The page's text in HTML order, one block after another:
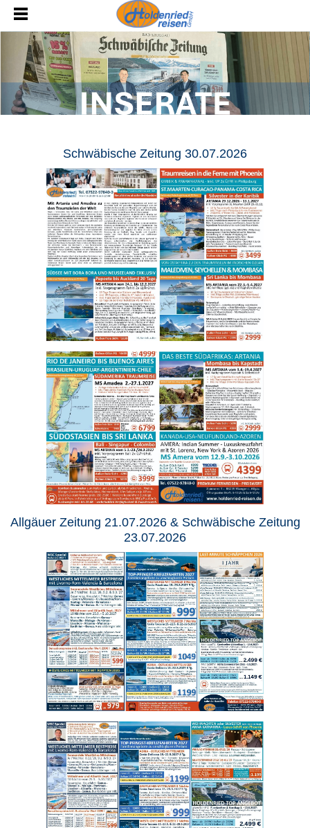
Schwäbische Zeitung 30.07.2026
Allgäuer Zeitung 21.07.2026 & Schwäbische Zeitung
23.07.2026